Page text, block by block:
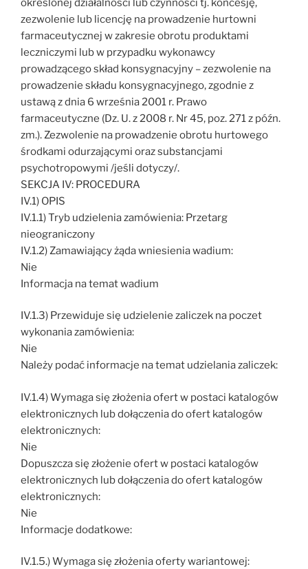
określonej działalności lub czynności tj. koncesję,
zezwolenie lub licencję na prowadzenie hurtowni
farmaceutycznej w zakresie obrotu produktami
leczniczymi lub w przypadku wykonawcy
prowadzącego skład konsygnacyjny – zezwolenie na
prowadzenie składu konsygnacyjnego, zgodnie z
ustawą z dnia 6 września 2001 r. Prawo
farmaceutyczne (Dz. U. z 2008 r. Nr 45, poz. 271 z późn.
zm.). Zezwolenie na prowadzenie obrotu hurtowego
środkami odurzającymi oraz substancjami
psychotropowymi /jeśli dotyczy/.
SEKCJA IV: PROCEDURA
IV.1) OPIS
IV.1.1) Tryb udzielenia zamówienia: Przetarg
nieograniczony
IV.1.2) Zamawiający żąda wniesienia wadium:
Nie
Informacja na temat wadium
IV.1.3) Przewiduje się udzielenie zaliczek na poczet
wykonania zamówienia:
Nie
Należy podać informacje na temat udzielania zaliczek:
IV.1.4) Wymaga się złożenia ofert w postaci katalogów
elektronicznych lub dołączenia do ofert katalogów
elektronicznych:
Nie
Dopuszcza się złożenie ofert w postaci katalogów
elektronicznych lub dołączenia do ofert katalogów
elektronicznych:
Nie
Informacje dodatkowe:
IV.1.5.) Wymaga się złożenia oferty wariantowej: